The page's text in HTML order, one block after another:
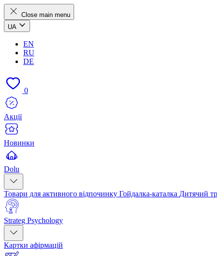
Close main menu
UA
EN
RU
DE
0
Акції
Новинки
Dolu
Товари для активного відпочинку Гойдалка-каталка Дитячий
Strateg Psychology
Картки афірмацій